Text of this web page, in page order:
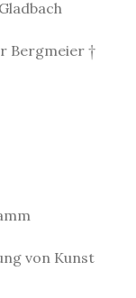
Bergmeier †
von Kunst